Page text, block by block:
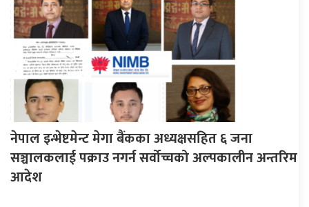
नेपाल इन्भेष्टमेन्ट मेगा बैंकका अध्यक्षसहित ६ जना
सञ्चालकलाई पक्राउ नगर्न सर्वोच्चको अल्पकालीन अन्तरिम
आदेश